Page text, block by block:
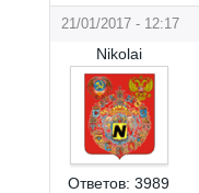
21/01/2017 - 12:17
Nikolai
Ответов: 3989